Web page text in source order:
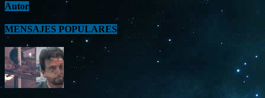
Autor
MENSAJES POPULARES